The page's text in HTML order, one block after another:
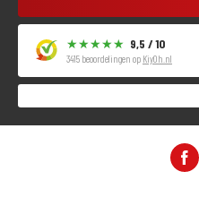
9,5 / 10
3415 beoordelingen op KiyOh.nl